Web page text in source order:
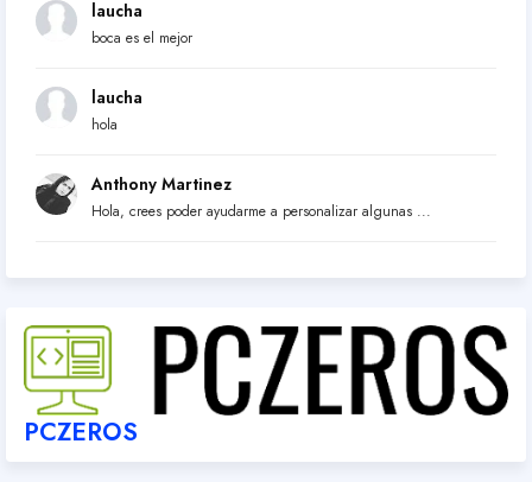
laucha
boca es el mejor
laucha
hola
Anthony Martinez
Hola, crees poder ayudarme a personalizar algunas ...
PCZEROS